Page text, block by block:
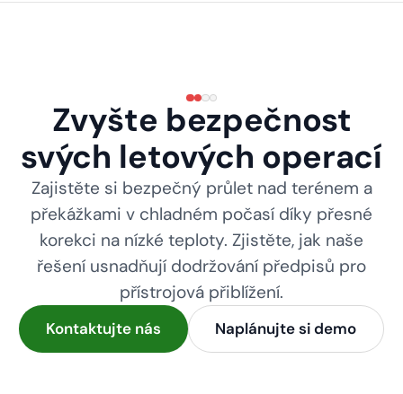
Zvyšte bezpečnost
svých letových operací
Zajistěte si bezpečný průlet nad terénem a
překážkami v chladném počasí díky přesné
korekci na nízké teploty. Zjistěte, jak naše
řešení usnadňují dodržování předpisů pro
přístrojová přiblížení.
Kontaktujte nás Naplánujte si demo